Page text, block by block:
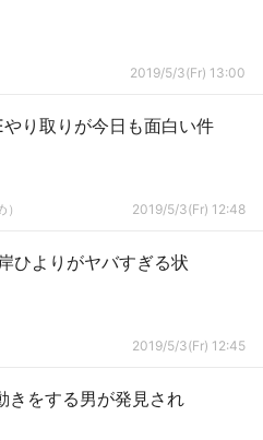
2019/5/3(Fr) 13:00
り取りが今日も面白い件
2019/5/3(Fr) 12:48
ひよりがヤバすぎる状
2019/5/3(Fr) 12:45
きをする男が発見され